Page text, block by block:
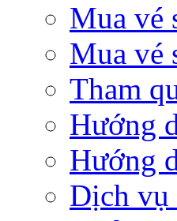
Mua vé
Mua vé
Tham
Hướng
Hướng
Dịch vụ